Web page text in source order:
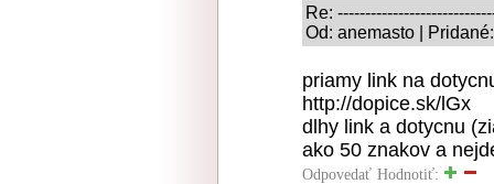
Re:
Od: anemasto |
priamy link na
http://dopice.sk/lGx
dlhy link a dotycnu
ako 50 znakov a
Odpovedať Hodnotiť: